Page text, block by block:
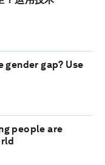
gender gap? Use
people are